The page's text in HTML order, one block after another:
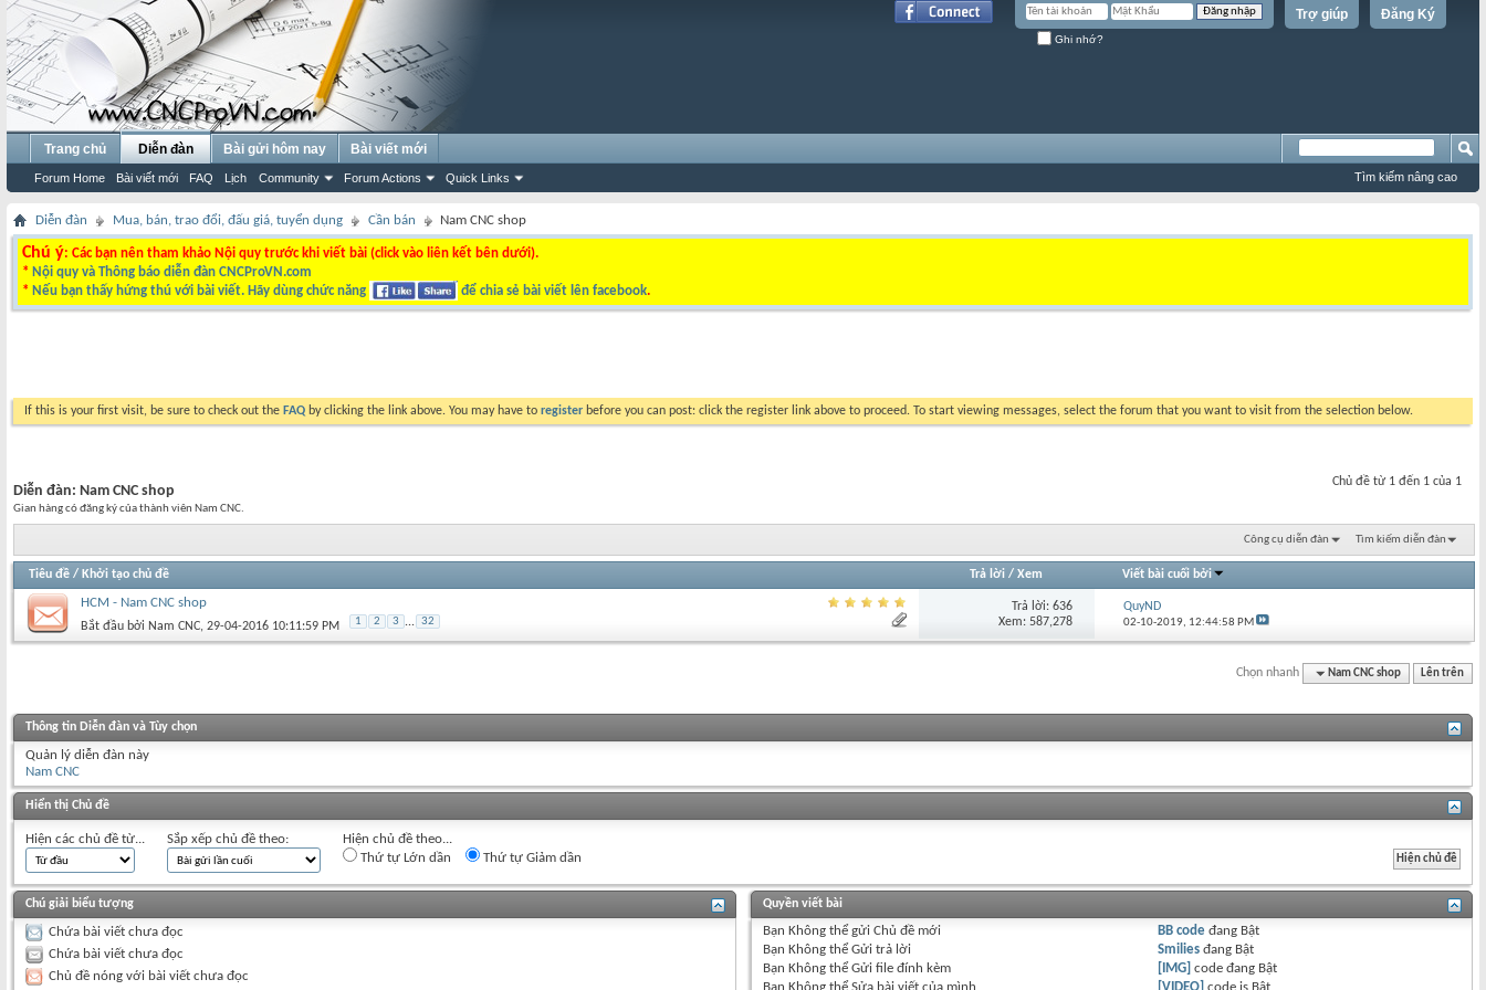
Đăng Ký
Trợ giúp
Ghi nhớ?
Trang chủ Diễn đàn
Forum Home Bài viết mới FAQ Lịch Community Forum Actions Quick Links
Bài gửi hôm nay Bài viết mới
Tìm kiếm nâng cao
Diễn đàn Mua, bán, trao đổi, đấu giá, tuyển dụng Cần bán Nam CNC shop
Chú ý: Các bạn nên tham khảo Nội quy trước khi viết bài (click vào liên kết bên dưới).
* Nội quy và Thông báo diễn đàn CNCProVN.com
* Nếu bạn thấy hứng thú với bài viết. Hãy dùng chức năng để chia sẻ bài viết lên facebook.
If this is your first visit, be sure to check out the FAQ by clicking the link above. You may have to register before you can post: click the register link above to proceed. To start viewing messages, select the forum that you want to visit from the selection below.
Chủ đề từ 1 đến 1 của 1
Diễn đàn: Nam CNC shop
Gian hàng có đăng ký của thành viên Nam CNC.
Công cụ diễn đàn Tìm kiếm diễn đàn
Tiêu đề / Khởi tạo chủ đề Trả lời/ Xem Viết bài cuối bởi
HCM - Nam CNC shop
Bắt đầu bởi Nam CNC‎, 29-04-2016 10:11:59 PM 1 2 3 ... 32
Trả lời: 636
Xem: 587,278
QuyND
02-10-2019, 12:44:58 PM
Chọn nhanh Nam CNC shop Lên trên
Thông tin Diễn đàn và Tùy chọn
Quản lý diễn đàn này
Nam CNC
Hiển thị Chủ đề
Hiện các chủ đề từ... Sắp xếp chủ đề theo:
Hiện chủ đề theo...
Thứ tự Lớn dần
Thứ tự Giảm dần
Chú giải biểu tượng
Chứa bài viết chưa đọc
Chứa bài viết chưa đọc
Chủ đề nóng với bài viết chưa đọc
Quyền viết bài
Bạn Không thểgửi Chủ đề mới
Bạn Không thểGửi trả lời
Bạn Không thểGửi file đính kèm
Bạn Không thểSửa bài viết của mình
BB code đang Bật
Smilies đang Bật
[IMG] code đang Bật
[VIDEO] code is Bật